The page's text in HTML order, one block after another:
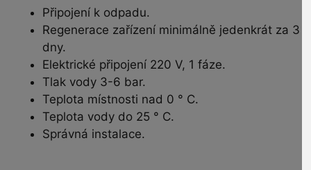
Připojení k odpadu.
Regenerace zařízení minimálně jedenkrát za 3
dny.
Elektrické připojení 220 V, 1 fáze.
Tlak vody 3-6 bar.
Teplota místnosti nad 0 ° C.
Teplota vody do 25 ° C.
Správná instalace.